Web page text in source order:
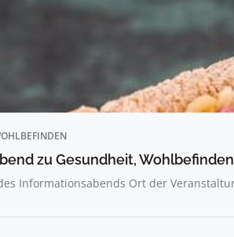
zu Gesundheit,
Informationsabends Ort der